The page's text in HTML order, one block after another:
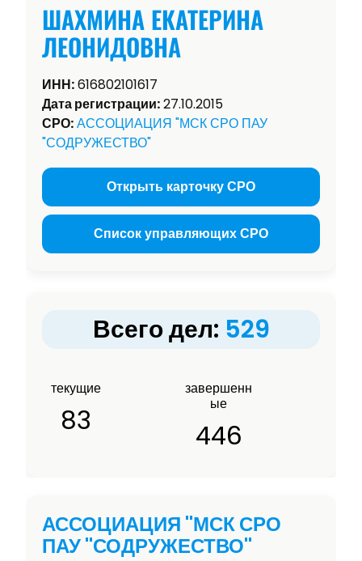
ШАХМИНА ЕКАТЕРИНА
ЛЕОНИДОВНА
ИНН:616802101617
Дата регистрации:27.10.2015
СРО:АССОЦИАЦИЯ "МСК СРО ПАУ
"СОДРУЖЕСТВО"
Открыть карточку СРО
Список управляющих СРО
Всего дел: 529
текущие
83
завершенн
ые
446
АССОЦИАЦИЯ "МСК СРО
ПАУ "СОДРУЖЕСТВО"